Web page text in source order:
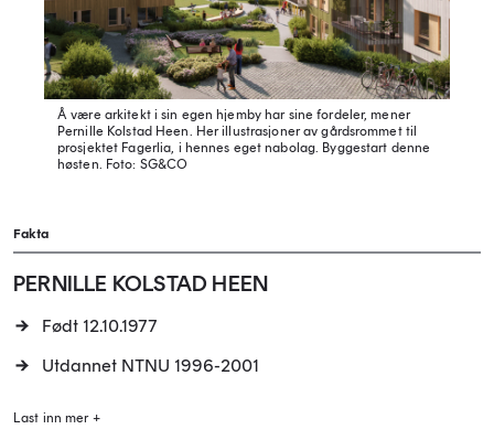
Å være arkitekt i sin egen hjemby har sine fordeler, mener
Pernille Kolstad Heen. Her illustrasjoner av gårdsrommet til
prosjektet Fagerlia, i hennes eget nabolag. Byggestart denne
høsten. Foto: SG&CO
Fakta
PERNILLE KOLSTAD HEEN
Født 12.10.1977
Utdannet NTNU 1996-2001
Last inn mer +